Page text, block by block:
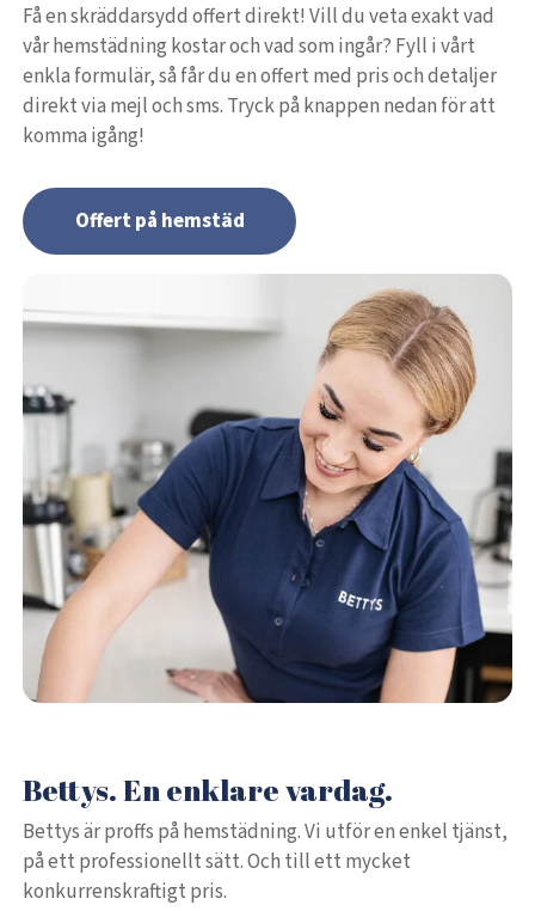
Få en skräddarsydd offert direkt! Vill du veta exakt vad
vår hemstädning kostar och vad som ingår? Fyll i vårt
enkla formulär, så får du en offert med pris och detaljer
direkt via mejl och sms. Tryck på knappen nedan för att
komma igång!
Offert på hemstäd
Bettys. En enklare vardag.
Bettys är proffs på hemstädning. Vi utför en enkel tjänst,
på ett professionellt sätt. Och till ett mycket
konkurrenskraftigt pris.